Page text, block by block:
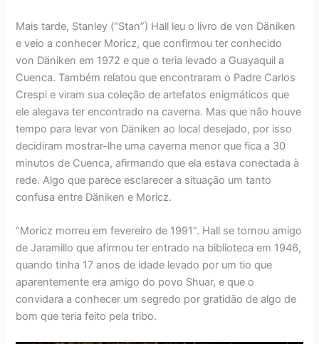
Mais tarde, Stanley (“Stan”) Hall leu o livro de von Däniken
e veio a conhecer Moricz, que confirmou ter conhecido
von Däniken em 1972 e que o teria levado a Guayaquil a
Cuenca. Também relatou que encontraram o Padre Carlos
Crespi e viram sua coleção de artefatos enigmáticos que
ele alegava ter encontrado na caverna. Mas que não houve
tempo para levar von Däniken ao local desejado, por isso
decidiram mostrar-lhe uma caverna menor que fica a 30
minutos de Cuenca, afirmando que ela estava conectada à
rede. Algo que parece esclarecer a situação um tanto
confusa entre Däniken e Moricz.
“Moricz morreu em fevereiro de 1991”. Hall se tornou amigo
de Jaramillo que afirmou ter entrado na biblioteca em 1946,
quando tinha 17 anos de idade levado por um tio que
aparentemente era amigo do povo Shuar, e que o
convidara a conhecer um segredo por gratidão de algo de
bom que teria feito pela tribo.